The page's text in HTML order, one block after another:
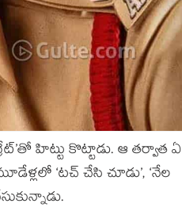
హిట్టు కొట్టాడు. ఆ తర్వాత ఏ
‘టచ్ చేసి చూడు’, ‘నేల